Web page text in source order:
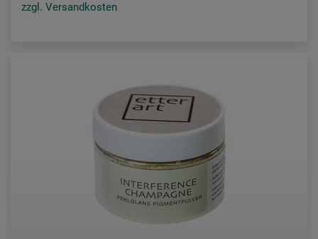
zzgl. Versandkosten